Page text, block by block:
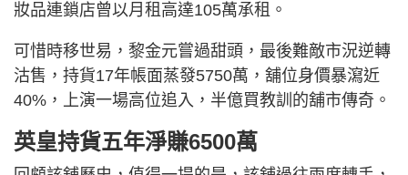
妝品連鎖店曾以月租高達105萬承租。
可惜時移世易，黎金元嘗過甜頭，最後難敵市況逆轉
沽售，持貨17年帳面蒸發5750萬，舖位身價暴瀉近
40%，上演一場高位追入，半億買教訓的舖市傳奇。
英皇持貨五年淨賺6500萬